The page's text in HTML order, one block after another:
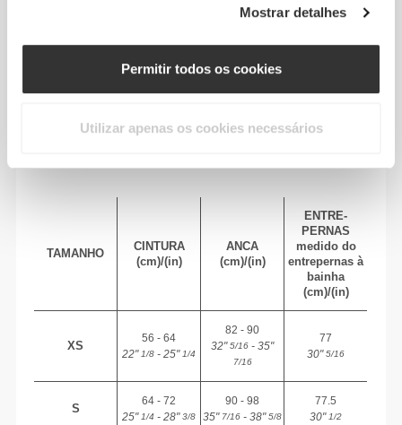
Mostrar detalhes
Permitir todos os cookies
Utilizar apenas os cookies necessários
TAMANHO RECOMENDADO COM BASE
TAMANHO
CINTURA
(cm)/(in)
ANCA
(cm)/(in)
ENTRE-
PERNAS
medido do
entrepernas à
bainha
(cm)/(in)
XS
56 - 64
22"1/8 - 25"1/4
82 - 90
32"5/16 - 35"
7/16
77
30"5/16
S
64 - 72
25"1/4 - 28"3/8
90 - 98
35"7/16 - 38"5/8
77.5
30"1/2